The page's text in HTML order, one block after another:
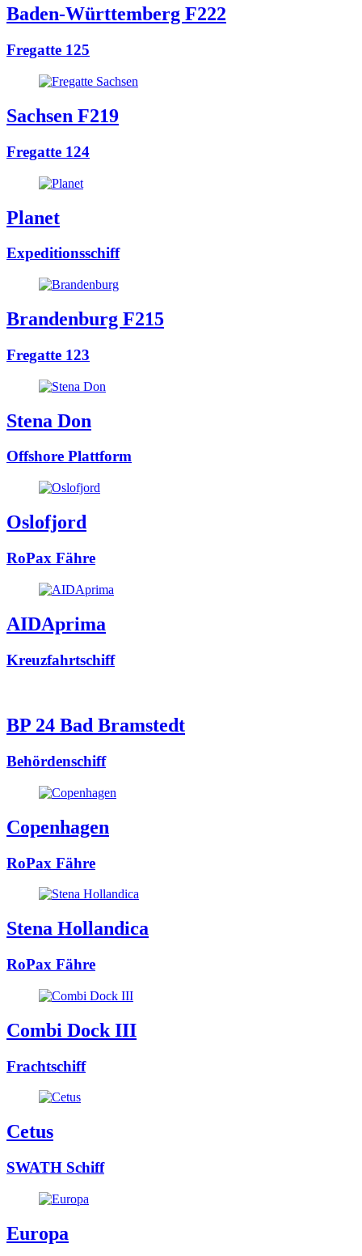
Baden-Württemberg F222
Fregatte 125
Sachsen F219
Fregatte 124
Planet
Expeditionsschiff
Brandenburg F215
Fregatte 123
Stena Don
Offshore Plattform
Oslofjord
RoPax Fähre
AIDAprima
Kreuzfahrtschiff
BP 24 Bad Bramstedt
Behördenschiff
Copenhagen
RoPax Fähre
Stena Hollandica
RoPax Fähre
Combi Dock III
Frachtschiff
Cetus
SWATH Schiff
Europa